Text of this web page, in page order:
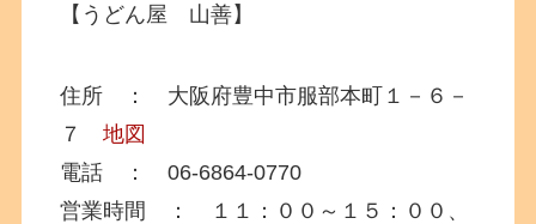
【うどん屋 山善】
住所 ： 大阪府豊中市服部本町１－６－
７地図
電話 ： 06-6864-0770
営業時間 ： １１：００～１５：００、